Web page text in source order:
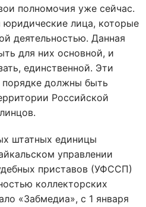
полномочия уже сейчас.
юридические лица, которые
деятельностью. Данная
для них основной, и
единственной. Эти
должны быть
Российской
штатных единицы
управлении
приставов (УФССП)
коллекторских
«Забмедиа», с 1 января